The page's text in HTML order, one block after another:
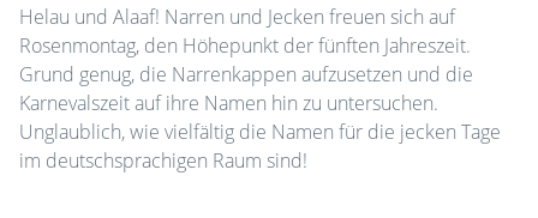
Helau und Alaaf! Narren und Jecken freuen sich auf
Rosenmontag, den Höhepunkt der fünften Jahreszeit.
Grund genug, die Narrenkappen aufzusetzen und die
Karnevalszeit auf ihre Namen hin zu untersuchen.
Unglaublich, wie vielfältig die Namen für die jecken Tage
im deutschsprachigen Raum sind!